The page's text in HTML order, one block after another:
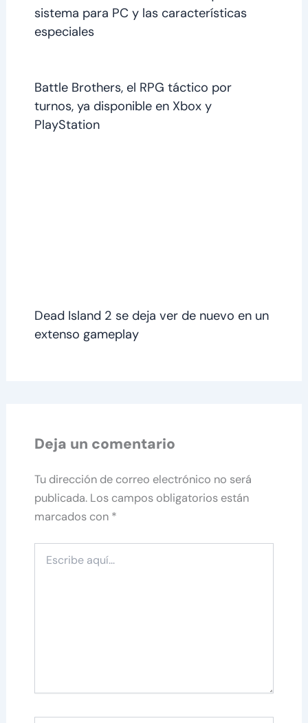
sistema para PC y las características
especiales
Battle Brothers, el RPG táctico por
turnos, ya disponible en Xbox y
PlayStation
Dead Island 2 se deja ver de nuevo en un
extenso gameplay
Deja un comentario
Tu dirección de correo electrónico no será
publicada. Los campos obligatorios están
marcados con *
aquí...